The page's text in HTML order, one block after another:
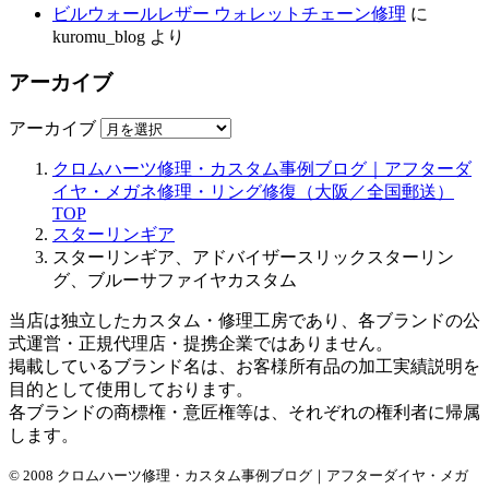
ビルウォールレザー ウォレットチェーン修理 に
kuromu_blog より
アーカイブ
アーカイブ
クロムハーツ修理・カスタム事例ブログ｜アフターダ
イヤ・メガネ修理・リング修復（大阪／全国郵送）
TOP
スターリンギア
スターリンギア、アドバイザースリックスターリン
グ、ブルーサファイヤカスタム
当店は独立したカスタム・修理工房であり、各ブランドの公
式運営・正規代理店・提携企業ではありません。
掲載しているブランド名は、お客様所有品の加工実績説明を
目的として使用しております。
各ブランドの商標権・意匠権等は、それぞれの権利者に帰属
します。
© 2008 クロムハーツ修理・カスタム事例ブログ｜アフターダイヤ・メガ